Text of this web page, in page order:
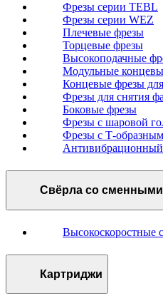
Фрезы серии TEBL
Фрезы серии WEZ
Плечевые фрезы
Торцевые фрезы
Высокоподачные
Модульные
Концевые фрезы для
Фрезы для снятия
Боковые фрезы
Фрезы с шаровой
Фрезы с Т-
Антивибрационный
Свёрла со
Высокоскоростные
Картриджи